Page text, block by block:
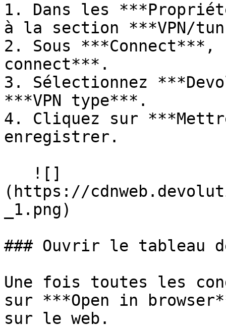
1. Dans les
à la section ***VPN/
2. Sous ***Connect***,
connect***.
3. Sélectionnez
***VPN type***.
4. Cliquez sur
enregistrer.
(https://
_1.png)
### Ouvrir le tableau
Une fois toutes les
sur ***Open in
sur le web.